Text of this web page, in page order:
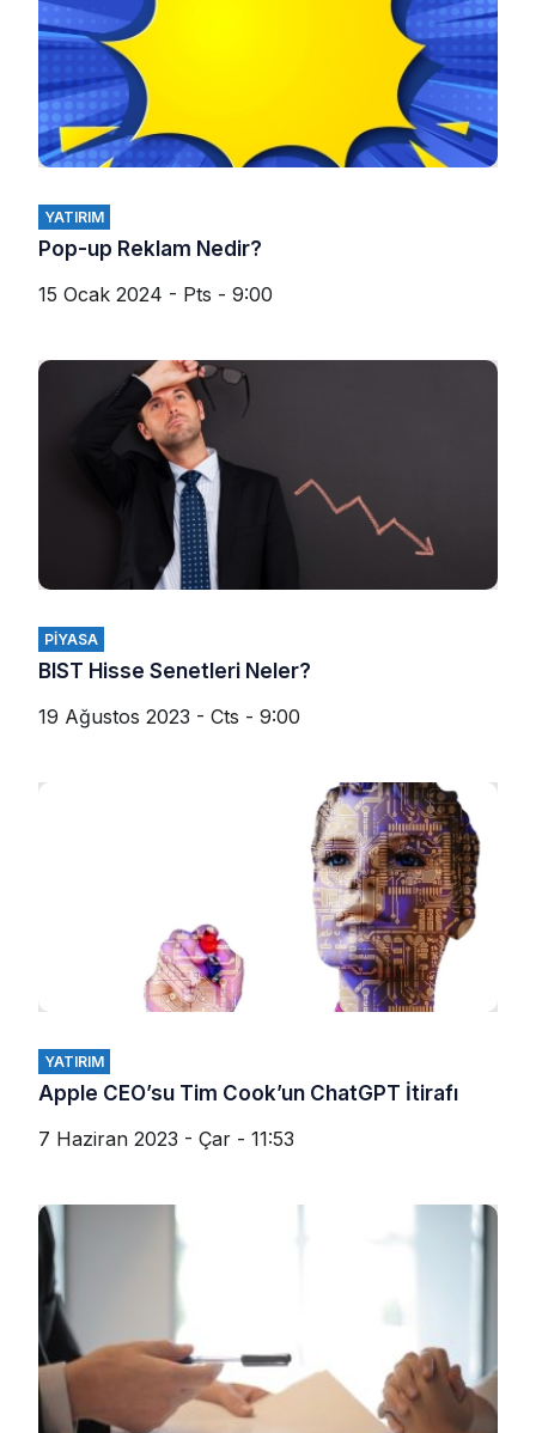
YATIRIM
Pop-up Reklam Nedir?
15 Ocak 2024 - Pts - 9:00
PIYASA
BIST Hisse Senetleri Neler?
19 Ağustos 2023 - Cts - 9:00
YATIRIM
Apple CEO’su Tim Cook’un ChatGPT İtirafı
7 Haziran 2023 - Çar - 11:53